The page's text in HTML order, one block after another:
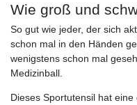
Wie groß und
So gut wie jeder, der sich
schon mal in den Händen
wenigstens schon mal
Medizinball.
Dieses Sportutensil hat